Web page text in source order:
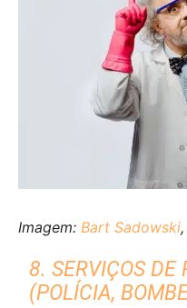
Imagem: Bart Sadowski
8. SERVIÇOS DE
(POLÍCIA,